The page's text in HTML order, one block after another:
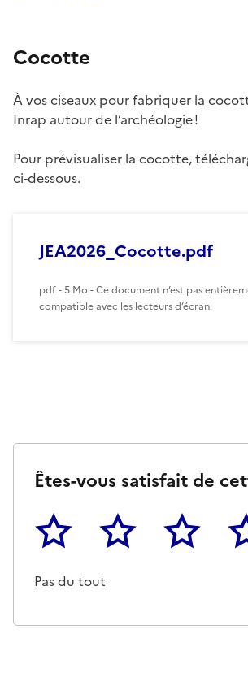
Cocotte
À vos ciseaux pour fabriquer la
Inrap autour de l’archéologie !
Pour prévisualiser la cocotte,
ci-dessous.
JEA2026_Cocotte.pdf
pdf - 5 Mo - Ce document n’est pas
compatible avec les lecteurs d’écran.
Êtes-vous satisfait de
1
Pas du tout
2 3 4